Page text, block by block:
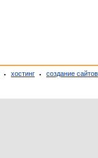
хостинг создание сайтов